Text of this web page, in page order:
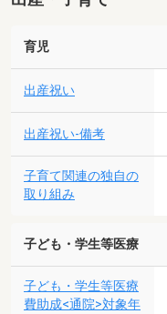
育児
出産祝い
出産祝い-備考
子育て関連の独自の
取り組み
子ども・学生等医療
子ども・学生等医療
費助成<通院>対象年